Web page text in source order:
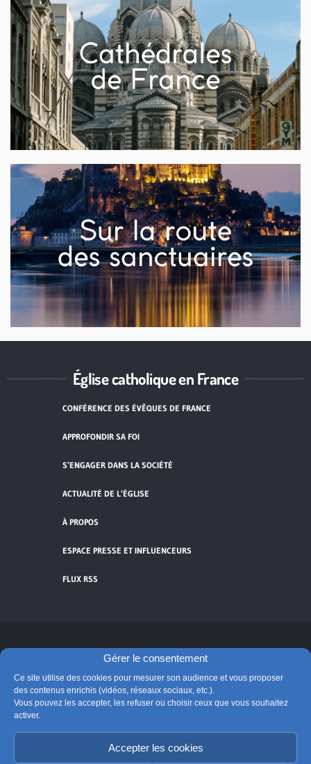
Gérer le consentement
Ce site utilise des cookies pour mesurer son audience et vous proposer
des contenus enrichis (vidéos, réseaux sociaux, etc.).
Vous pouvez les accepter, les refuser ou choisir ceux que vous souhaitez
activer.
Accepter les cookies
Église catholique en France
CONFÉRENCE DES ÉVÊQUES DE FRANCE
APPROFONDIR SA FOI
S’ENGAGER DANS LA SOCIÉTÉ
ACTUALITÉ DE L’ÉGLISE
À PROPOS
ESPACE PRESSE ET INFLUENCEURS
FLUX RSS
Cliquez pour accepter les cookies de
contenu.
© Église catholique en France
Édité par la Conférence des évêques de France